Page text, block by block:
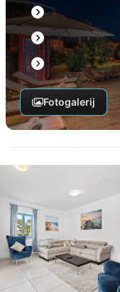
Fotogalerij